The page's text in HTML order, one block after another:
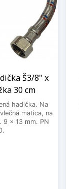
Š3/8" x
30 cm
hadička. Na
matica, na
9 x 13 mm. PN